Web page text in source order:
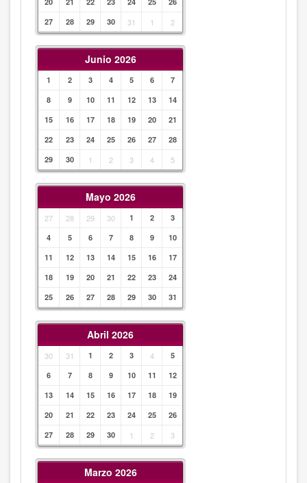
27
28 29 30 31 1 2
Junio 2026
1 2 3 4 5 6
7
8
9 10 11 12 13
14
15
16 17 18 19 20
21
22
23 24 25 26 27
28
29
30 1 2 3 4 5
Mayo 2026
27 28 29 30 1 2
3
4
5 6 7 8 9
10
11
12 13 14 15 16
17
18
19 20 21 22 23
24
25
26 27 28 29 30 31
Abril 2026
30 31 1 2 3 4
5
6
7 8 9 10 11
12
13
14 15 16 17 18
19
20
21 22 23 24 25
26
27
28 29 30 1 2 3
Marzo 2026